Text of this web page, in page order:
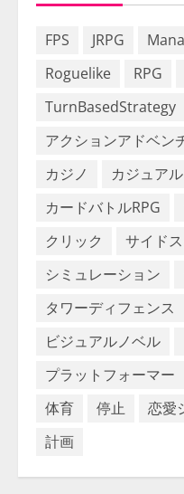
FPS JRPG
Roguelike
RPG
TurnBasedStrategy
アクションアドベン
カジノ
カジュアル
カードバトルRPG
クリック
サイド
シミュレーション
タワーディフェンス
ビジュアルノベル
プラットフォーマー
体育
停止 恋愛
計画